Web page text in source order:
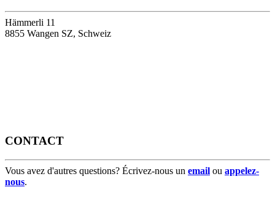
Hämmerli 11
8855 Wangen SZ, Schweiz
CONTACT
Vous avez d'autres questions? Écrivez-nous un email ou appelez-
nous.